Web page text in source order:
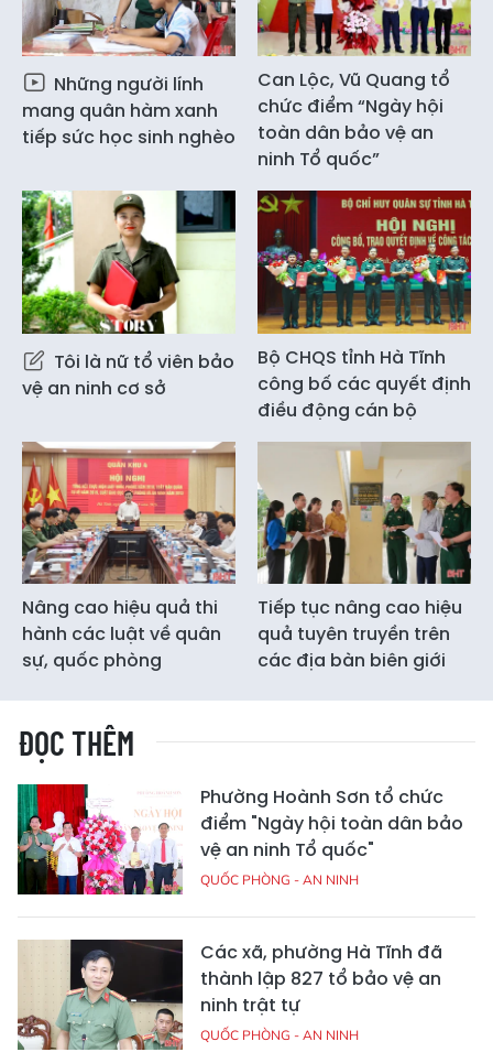
Những người lính
mang quân hàm xanh
tiếp sức học sinh nghèo
Can Lộc, Vũ Quang tổ
chức điểm “Ngày hội
toàn dân bảo vệ an
ninh Tổ quốc”
Tôi là nữ tổ viên bảo
vệ an ninh cơ sở
Bộ CHQS tỉnh Hà Tĩnh
công bố các quyết định
điều động cán bộ
Nâng cao hiệu quả thi
hành các luật về quân
sự, quốc phòng
Tiếp tục nâng cao hiệu
quả tuyên truyền trên
các địa bàn biên giới
ĐỌC THÊM
Phường Hoành Sơn tổ chức
điểm "Ngày hội toàn dân bảo
vệ an ninh Tổ quốc"
QUỐC PHÒNG - AN NINH
Các xã, phường Hà Tĩnh đã
thành lập 827 tổ bảo vệ an
ninh trật tự
QUỐC PHÒNG - AN NINH